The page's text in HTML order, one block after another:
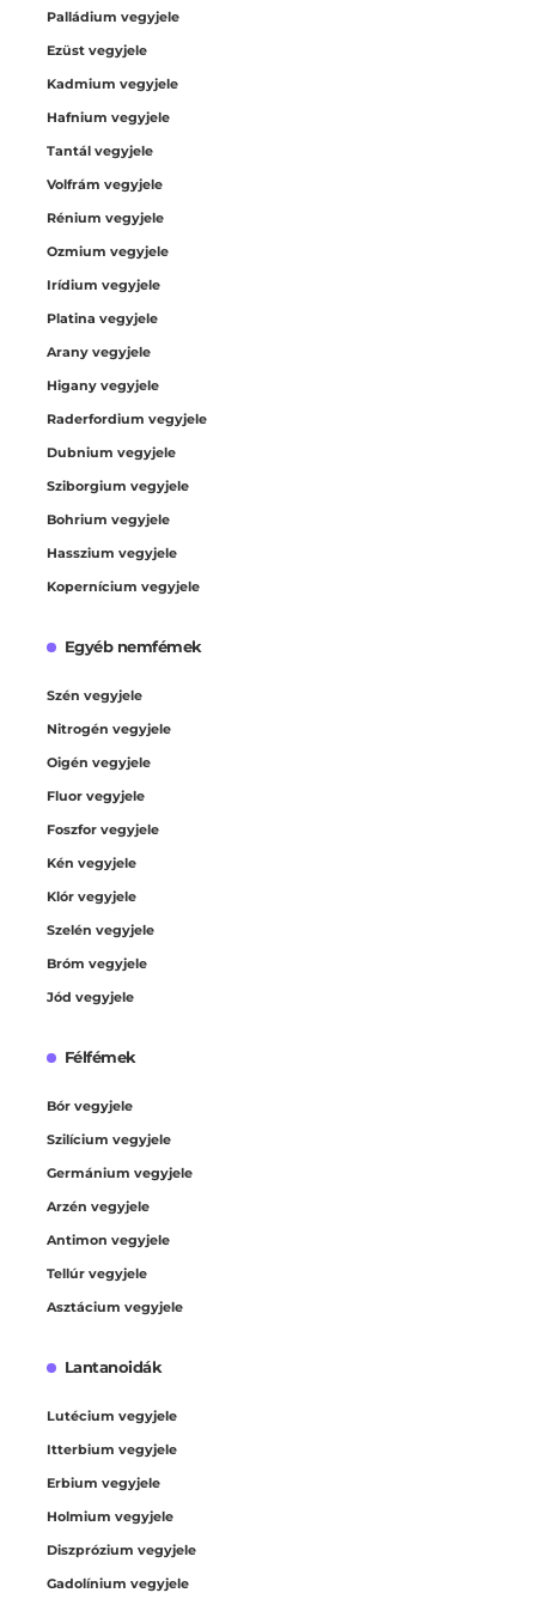
Palládium vegyjele
Ezüst vegyjele
Kadmium vegyjele
Hafnium vegyjele
Tantál vegyjele
Volfrám vegyjele
Rénium vegyjele
Ozmium vegyjele
Irídium vegyjele
Platina vegyjele
Arany vegyjele
Higany vegyjele
Raderfordium vegyjele
Dubnium vegyjele
Sziborgium vegyjele
Bohrium vegyjele
Hasszium vegyjele
Kopernícium vegyjele
Egyéb nemfémek
Szén vegyjele
Nitrogén vegyjele
Oigén vegyjele
Fluor vegyjele
Foszfor vegyjele
Kén vegyjele
Klór vegyjele
Szelén vegyjele
Bróm vegyjele
Jód vegyjele
Félfémek
Bór vegyjele
Szilícium vegyjele
Germánium vegyjele
Arzén vegyjele
Antimon vegyjele
Tellúr vegyjele
Asztácium vegyjele
Lantanoidák
Lutécium vegyjele
Itterbium vegyjele
Erbium vegyjele
Holmium vegyjele
Diszprózium vegyjele
Gadolínium vegyjele